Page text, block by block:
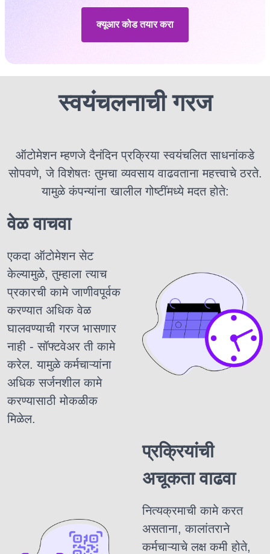
क्यूआर कोड तयार करा
स्वयंचलनाची गरज
ऑटोमेशन म्हणजे दैनंदिन प्रक्रिया स्वयंचलित साधनांकडे
सोपवणे, जे विशेषतः तुमचा व्यवसाय वाढवताना महत्त्वाचे ठरते.
यामुळे कंपन्यांना खालील गोष्टींमध्ये मदत होते:
वेळ वाचवा
एकदा ऑटोमेशन सेट
केल्यामुळे, तुम्हाला त्याच
प्रकारची कामे जाणीवपूर्वक
करण्यात अधिक वेळ
घालवण्याची गरज भासणार
नाही - सॉफ्टवेअर ती कामे
करेल. यामुळे कर्मचाऱ्यांना
अधिक सर्जनशील कामे
करण्यासाठी मोकळीक
मिळेल.
प्रक्रियांची
अचूकता वाढवा
नित्यक्रमाची कामे करत
असताना, कालांतराने
कर्मचाऱ्याचे लक्ष कमी होते,